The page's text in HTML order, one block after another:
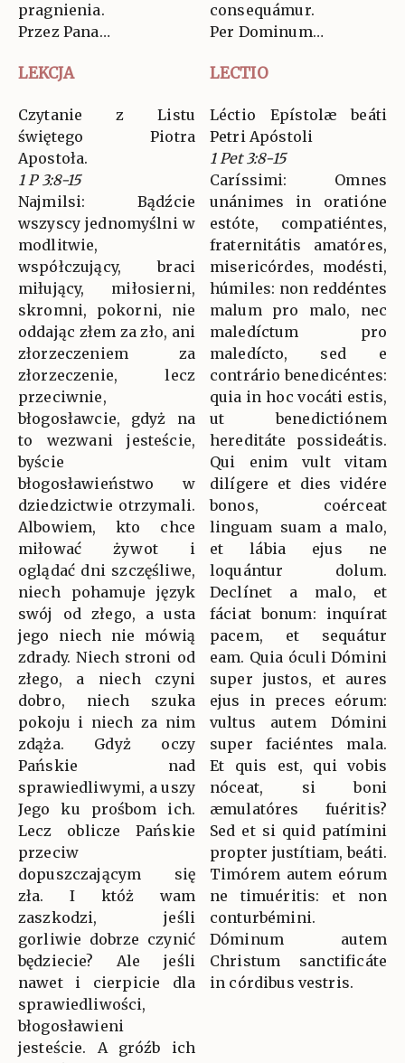
pragnienia.
Przez Pana…
consequámur.
Per Dominum…
LEKCJA LECTIO
Czytanie z Listu
świętego Piotra
Apostoła.
1 P 3:8-15
Najmilsi: Bądźcie
wszyscy jednomyślni w
modlitwie,
współczujący, braci
miłujący, miłosierni,
skromni, pokorni, nie
oddając złem za zło, ani
złorzeczeniem za
złorzeczenie, lecz
przeciwnie,
błogosławcie, gdyż na
to wezwani jesteście,
byście
błogosławieństwo w
dziedzictwie otrzymali.
Albowiem, kto chce
miłować żywot i
oglądać dni szczęśliwe,
niech pohamuje język
swój od złego, a usta
jego niech nie mówią
zdrady. Niech stroni od
złego, a niech czyni
dobro, niech szuka
pokoju i niech za nim
zdąża. Gdyż oczy
Pańskie nad
sprawiedliwymi, a uszy
Jego ku prośbom ich.
Lecz oblicze Pańskie
przeciw
dopuszczającym się
zła. I któż wam
zaszkodzi, jeśli
gorliwie dobrze czynić
będziecie? Ale jeśli
nawet i cierpicie dla
sprawiedliwości,
błogosławieni
jesteście. A gróźb ich
Léctio Epístolæ beáti
Petri Apóstoli
1 Pet 3:8-15
Caríssimi: Omnes
unánimes in oratióne
estóte, compatiéntes,
fraternitátis amatóres,
misericórdes, modésti,
húmiles: non reddéntes
malum pro malo, nec
maledíctum pro
maledícto, sed e
contrário benedicéntes:
quia in hoc vocáti estis,
ut benedictiónem
hereditáte possideátis.
Qui enim vult vitam
dilígere et dies vidére
bonos, coérceat
linguam suam a malo,
et lábia ejus ne
loquántur dolum.
Declínet a malo, et
fáciat bonum: inquírat
pacem, et sequátur
eam. Quia óculi Dómini
super justos, et aures
ejus in preces eórum:
vultus autem Dómini
super faciéntes mala.
Et quis est, qui vobis
nóceat, si boni
æmulatóres fuéritis?
Sed et si quid patímini
propter justítiam, beáti.
Timórem autem eórum
ne timuéritis: et non
conturbémini.
Dóminum autem
Christum sanctificáte
in córdibus vestris.